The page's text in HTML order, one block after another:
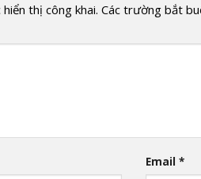
thị công khai. Các trường bắt
Email *